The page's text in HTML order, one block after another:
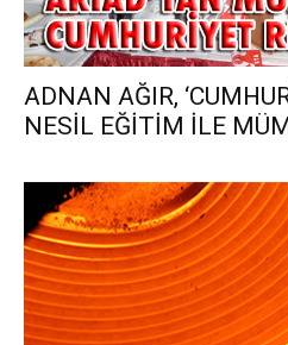
ADNAN AĞIR,
NESİL EĞİTİM İLE